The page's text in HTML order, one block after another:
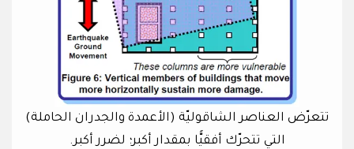
تتعرّض العناصر الشاقوليّة (الأعمدة والجدران الحاملة)
التي تتحرّك أفقيًّا بمقدار أكبر؛ لضرر أكبر.